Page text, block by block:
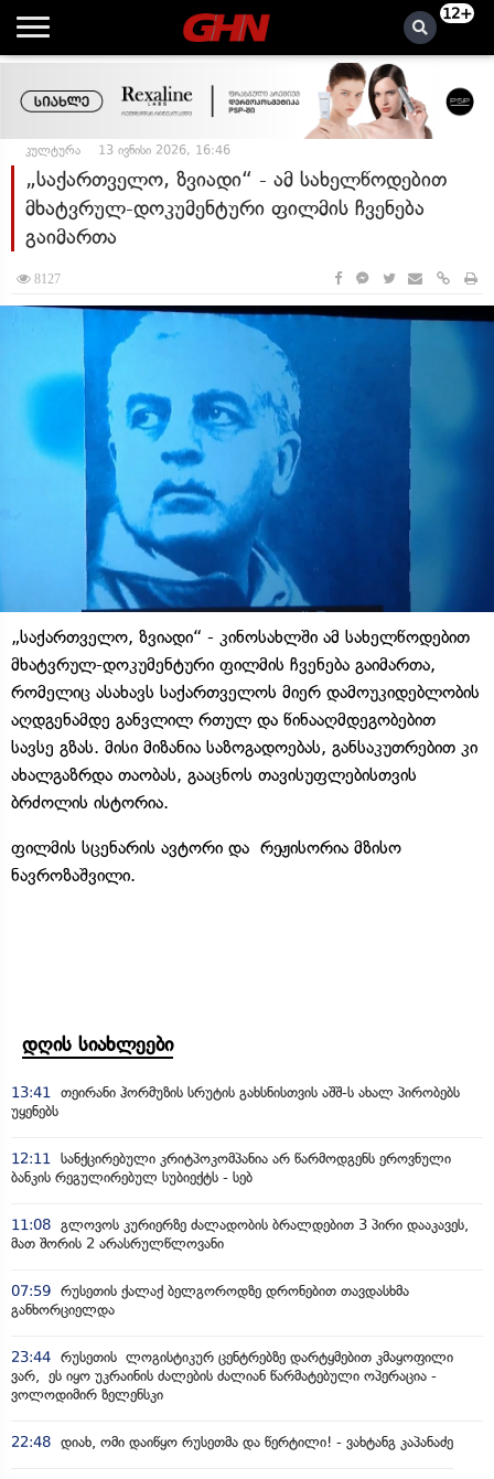
12+
კულტურა 13 ივნისი 2026, 16:46
„საქართველო, ზვიადი“ - ამ სახელწოდებით
მხატვრულ-დოკუმენტური ფილმის ჩვენება
გაიმართა
8127
„საქართველო, ზვიადი“ - კინოსახლში ამ სახელწოდებით
მხატვრულ-დოკუმენტური ფილმის ჩვენება გაიმართა,
რომელიც ასახავს საქართველოს მიერ დამოუკიდებლობის
აღდგენამდე განვლილ რთულ და წინააღმდეგობებით
სავსე გზას. მისი მიზანია საზოგადოებას, განსაკუთრებით კი
ახალგაზრდა თაობას, გააცნოს თავისუფლებისთვის
ბრძოლის ისტორია.
ფილმის სცენარის ავტორი და რეჟისორია მზისო
ნავროზაშვილი.
დღის სიახლეები
13:41
თეირანი ჰორმუზის სრუტის გახსნისთვის აშშ-ს ახალ პირობებს
უყენებს
12:11
სანქცირებული კრიტპოკომპანია არ წარმოდგენს ეროვნული
ბანკის რეგულირებულ სუბიექტს - სებ
11:08 გლოვოს კურიერზე ძალადობის ბრალდებით 3 პირი დააკავეს,
მათ შორის 2 არასრულწლოვანი
07:59 რუსეთის ქალაქ ბელგოროდზე დრონებით თავდასხმა
განხორციელდა
23:44 რუსეთის ლოგისტიკურ ცენტრებზე დარტყმებით კმაყოფილი
ვარ, ეს იყო უკრაინის ძალების ძალიან წარმატებული ოპერაცია -
ვოლოდიმირ ზელენსკი
22:48 დიახ, ომი დაიწყო რუსეთმა და წერტილი! - ვახტანგ კაპანაძე